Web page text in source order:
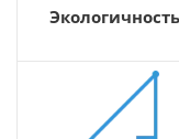
Экологичность